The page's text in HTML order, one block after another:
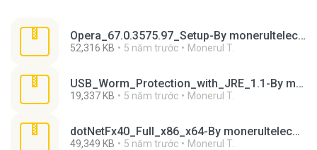
Opera_67.0.3575.97_Setup-By monerultelecom.rar
52,316 KB 5 năm trước Monerul T.
USB_Worm_Protection_with_JRE_1.1-By monerultelecom.rar
19,337 KB 5 năm trước Monerul T.
dotNetFx40_Full_x86_x64-By monerultelecom.rar
49,349 KB 5 năm trước Monerul T.